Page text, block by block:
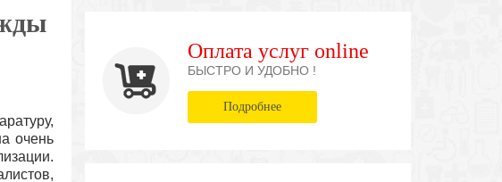
очень
Оплата услуг online
БЫСТРО И УДОБНО !
Подробнее